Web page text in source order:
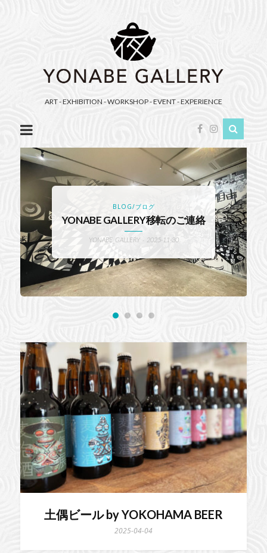
YONABE
GALLERY（ヨ
ナ
べ
ギ
リ
ー）
ART - EXHIBITION - WORKSHOP - EVENT - EXPERIENCE
BLOG/ブログ
YONABE GALLERY移転のご連絡
YONABE_GALLERY - 2025-11-30
Paint Bar -YONABE Plus- vol.0｜2025.7.19 –
7.20
YONABE_GALLERY
-θGLASS presents- HOWL vol.7
YONABE_GALLERY - 2025-03-19
土偶展 [ JOMON – 2025 ] 03.22(sat)〜
04.20(sun)
YONABE_GALLERY
BLOG/ブログ
YONABE GALLERY移転のご連絡
YONABE_GALLERY - 2025-11-30
Paint Bar -YONABE Plus- vol.0｜2025.7.19 –
7.20
YONABE_GALLERY
-θGLASS presents- HOWL vol.7
YONABE_GALLERY - 2025-03-19
土偶展 [ JOMON – 2025 ] 03.22(sat)〜
04.20(sun)
YONABE_GALLERY
BLOG/ブログ
YONABE GALLERY移転のご連絡
YONABE_GALLERY - 2025-11-30
Paint Bar -YONABE Plus- vol.0｜2025.7.19 –
7.20
YONABE_GALLERY
-θGLASS presents- HOWL vol.7
YONABE_GALLERY - 2025-03-19
土偶展 [ JOMON – 2025 ] 03.22(sat)〜
04.20(sun)
YONABE_GALLERY
土偶ビール by YOKOHAMA BEER
2025-04-04